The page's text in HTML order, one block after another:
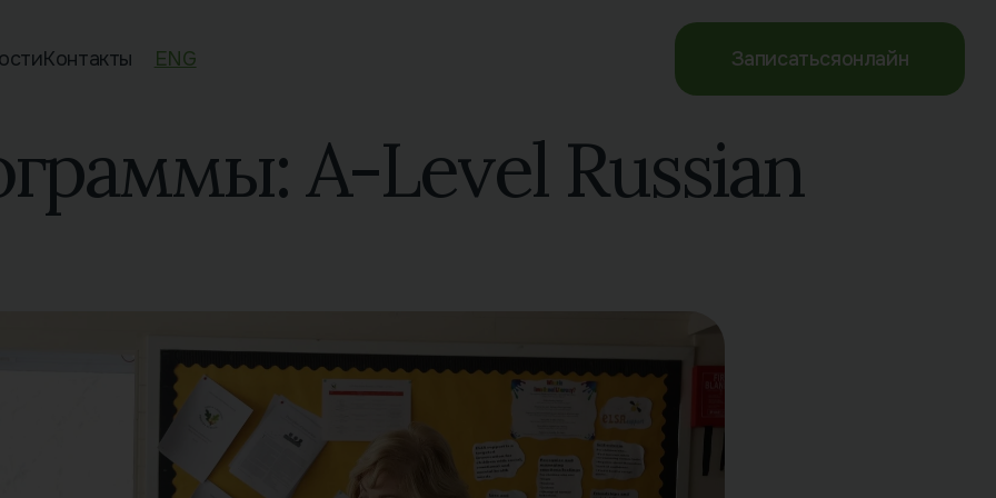
экзамену GCSE
к A- Level Russian
Контакты ENG Записатьсяонлайн
A-Level Russian